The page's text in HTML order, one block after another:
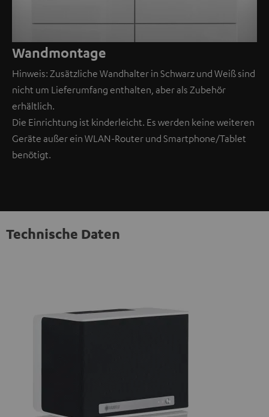
Wandmontage
Hinweis: Zusätzliche Wandhalter in Schwarz und Weiß sind
nicht um Lieferumfang enthalten, aber als Zubehör
erhältlich.
Die Einrichtung ist kinderleicht. Es werden keine weiteren
Geräte außer ein WLAN-Router und Smartphone/Tablet
benötigt.
Technische Daten